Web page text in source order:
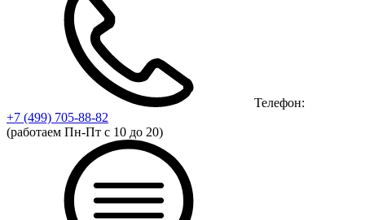
Телефон:
+7 (499) 705-88-82
(работаем Пн-Пт с 10 до 20)